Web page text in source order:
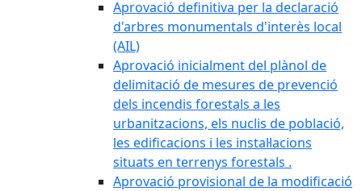
Aprovació definitiva per la declaració
d'arbres monumentals d'interès local
(AIL)
Aprovació inicialment del plànol de
delimitació de mesures de prevenció
dels incendis forestals a les
urbanitzacions, els nuclis de població,
les edificacions i les instal·lacions
situats en terrenys forestals .
Aprovació provisional de la modificació